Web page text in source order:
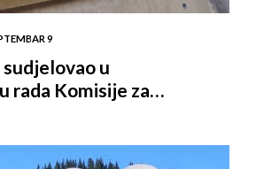
9
u
rada Komisije za